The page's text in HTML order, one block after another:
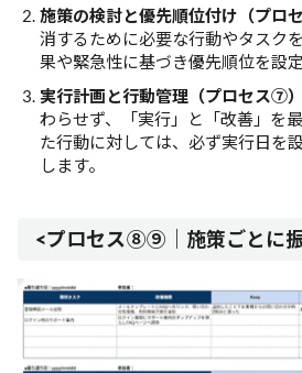
施策の検討と優先順位付け（プロ
消するために必要な行動やタスク
果や緊急性に基づき優先順位を設定
実行計画と行動管理（プロセス⑦）
わらせず、「実行」と「改善」を
た行動に対しては、必ず実行日を
します。
<プロセス⑧⑨｜施策ごとに